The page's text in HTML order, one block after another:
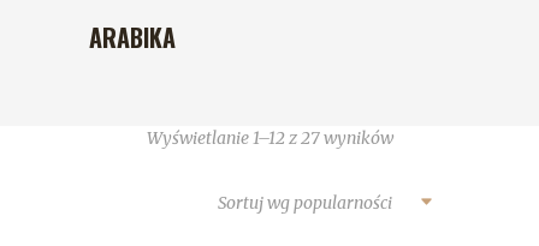
ARABIKA
Wyświetlanie 1–12 z 27 wyników
Sortuj wg popularności